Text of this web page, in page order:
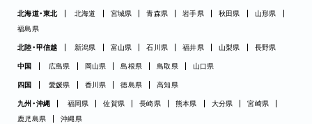
北海道・東北 北海道 宮城県 青森県 岩手県 秋田県
山形県
福島県
北陸・甲信越 新潟県 富山県 石川県 福井県 山梨県 長野県
中国 広島県 岡山県 島根県 鳥取県 山口県
四国 愛媛県 香川県 徳島県 高知県
九州・沖縄 福岡県 佐賀県 長崎県 熊本県 大分県
宮崎県
鹿児島県
沖縄県